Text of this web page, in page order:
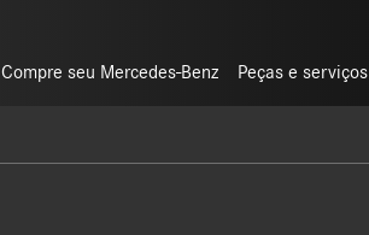
Compre seu Mercedes-Benz Peças e serviços
Compre seu Mercedes-Benz Peças e serviços